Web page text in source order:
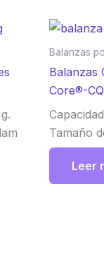
Balanzas
Balanzas
Core®-
Tamaño
Leer